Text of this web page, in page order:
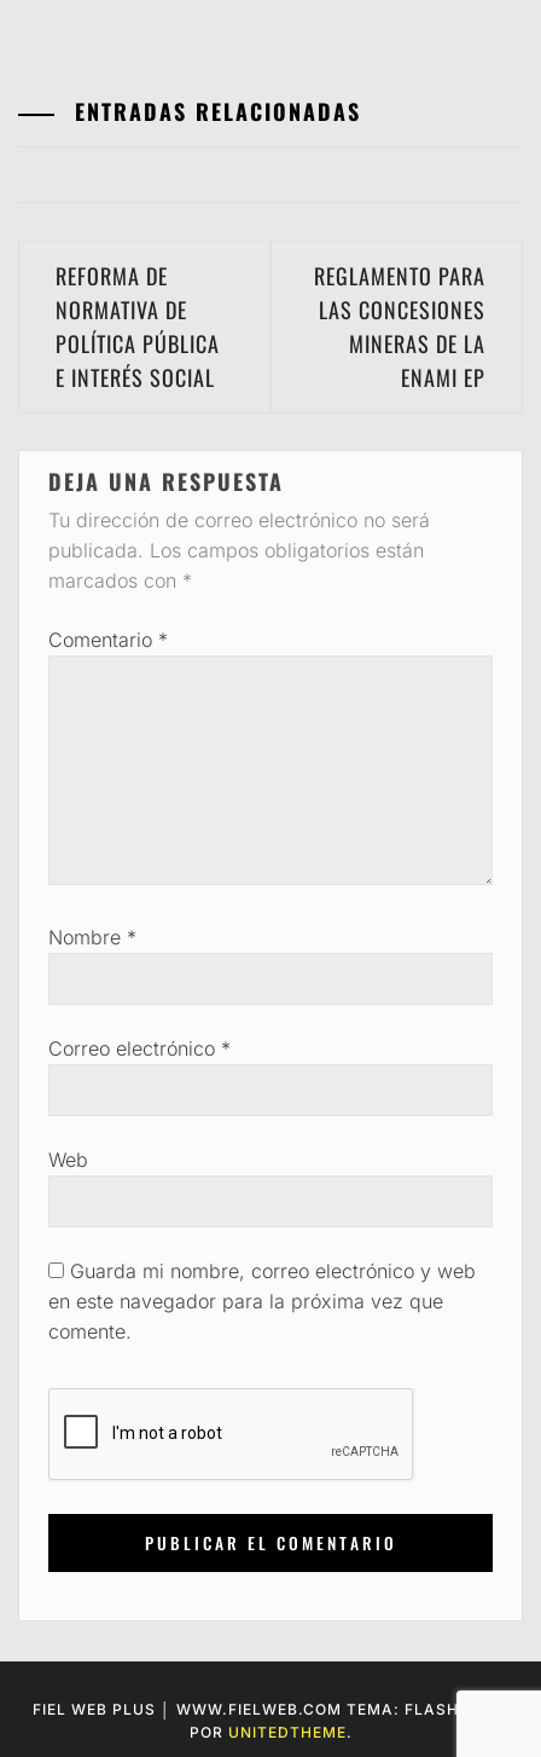
ENTRADAS RELACIONADAS
Navegación
entradas
REFORMA DE
NORMATIVA DE
POLÍTICA PÚBLICA
E INTERÉS SOCIAL
REGLAMENTO PARA
LAS CONCESIONES
MINERAS DE LA
ENAMI EP
DEJA UNA RESPUESTA
Tu dirección de correo electrónico no será
publicada. Los campos obligatorios están
marcados con *
Comentario *
Nombre *
Correo electrónico *
Web
Guarda mi nombre, correo electrónico y web
en este navegador para la próxima vez que
comente.
FIEL WEB PLUS │ WWW.FIELWEB.COM TEMA: FLASH BLOG
POR UNITEDTHEME.